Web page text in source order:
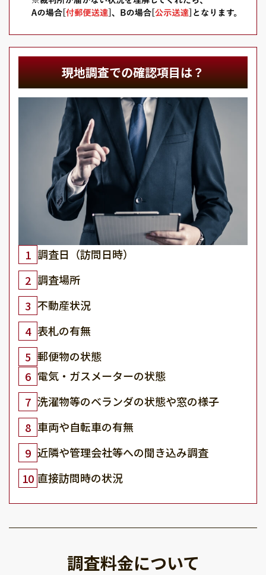
現地調査での確認項目は？
1 調査日（訪問日時）
2 調査場所
3 不動産状況
4 表札の有無
5 郵便物の状態
6 電気・ガスメーターの状態
7 洗濯物等のベランダの状態や窓の様子
8 車両や自転車の有無
9 近隣や管理会社等への聞き込み調査
10 直接訪問時の状況
調査料金について